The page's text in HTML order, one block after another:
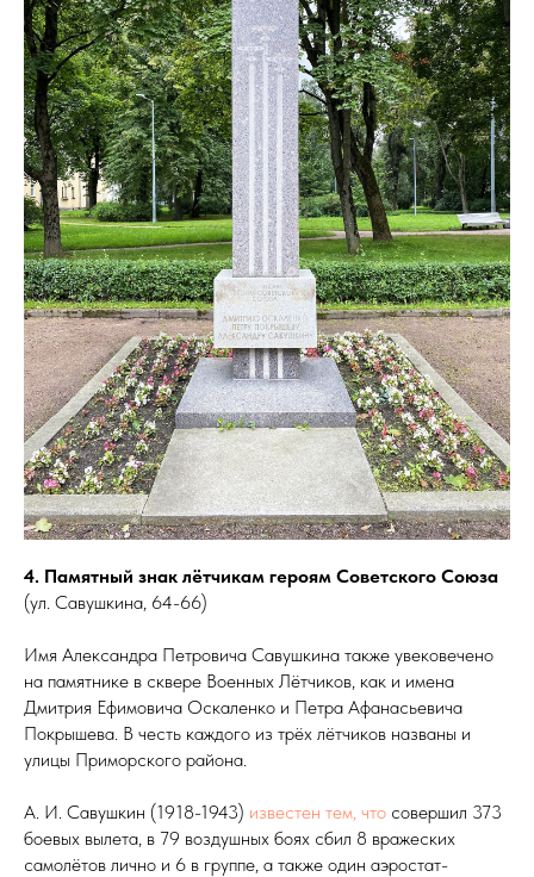
4. Памятный знак лётчикам героям Советского Союза
(ул. Савушкина, 64-66)
Имя Александра Петровича Савушкина также увековечено
на памятнике в сквере Военных Лётчиков, как и имена
Дмитрия Ефимовича Оскаленко и Петра Афанасьевича
Покрышева. В честь каждого из трёх лётчиков названы и
улицы Приморского района.
А. И. Савушкин (1918-1943) известен тем, что совершил 373
боевых вылета, в 79 воздушных боях сбил 8 вражеских
самолётов лично и 6 в группе, а также один аэростат-